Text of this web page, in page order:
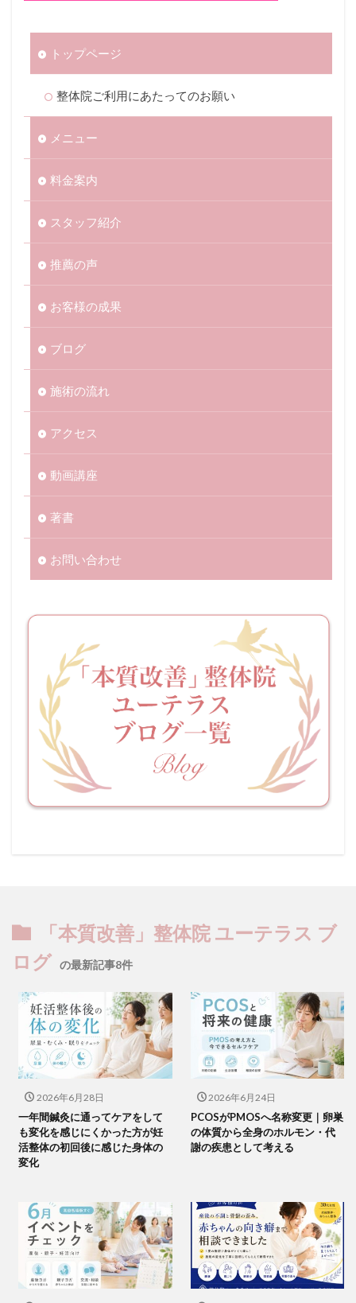
トップページ
整体院ご利用にあたってのお願い
メニュー
料金案内
スタッフ紹介
推薦の声
お客様の成果
ブログ
施術の流れ
アクセス
動画講座
著書
お問い合わせ
「本質改善」整体院 ユーテラス ブ
ログ の最新記事8件
2026年6月28日
一年間鍼灸に通ってケアをして
も変化を感じにくかった方が妊
活整体の初回後に感じた身体の
変化
2026年6月24日
PCOSがPMOSへ名称変更｜卵巣
の体質から全身のホルモン・代
謝の疾患として考える